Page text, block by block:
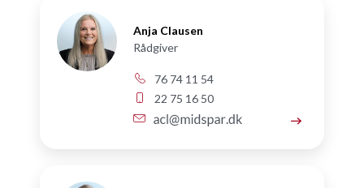
Anja Clausen
Rådgiver
76 74 11 54
22 75 16 50